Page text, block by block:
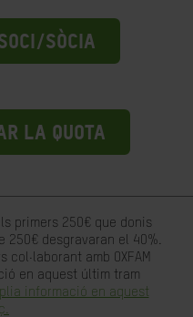
SÒCIA
LA QUOTA
primers 250€ que donis
250€ desgravaran el 40%.
col·laborant amb OXFAM
en aquest últim tram
informació en aquest